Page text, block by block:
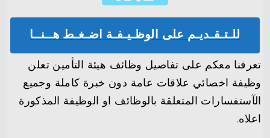
للـتـقـديـم على الوظـيـفـة اضـغـط هــنــا
تعرفنا معكم على تفاصيل وظائف هيئة التأمين تعلن
وظيفة اخصائي علاقات عامة دون خبرة كاملة وجميع
الآستفسارات المتعلقة بالوظائف او الوظيفة المذكورة
اعلاه.